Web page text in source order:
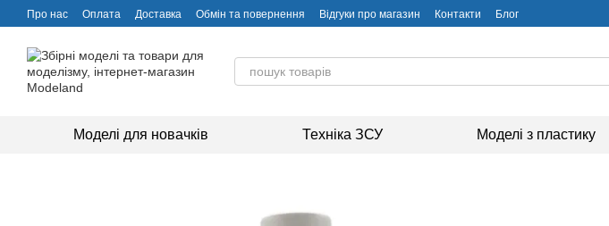
Перейти до основного контенту
Про нас Оплата Доставка Обмін та повернення Відгуки про магазин Контакти Блог
Моделі для новачків Техніка ЗСУ Моделі з пластику